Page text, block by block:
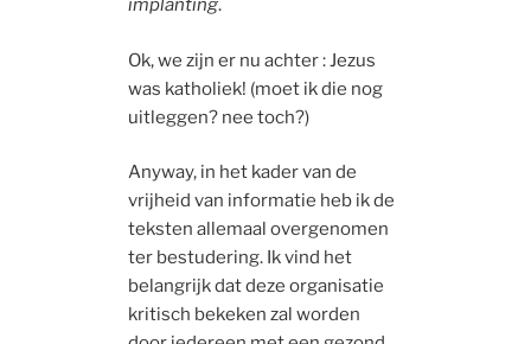
implanting.
Ok, we zijn er nu achter : Jezus
was katholiek! (moet ik die nog
uitleggen? nee toch?)
Anyway, in het kader van de
vrijheid van informatie heb ik de
teksten allemaal overgenomen
ter bestudering. Ik vind het
belangrijk dat deze organisatie
kritisch bekeken zal worden